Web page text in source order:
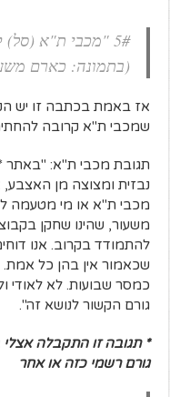
5# "מכבי ת"א (סל) קרובה להחתים כישרון על"
(בתמונה: כארם
אז באמת בכתבה זו יש
שמכבי ת"א קרובה
תגובת מכבי ת"א: "באתר
נבזית ומצוצה מן
מכבי ת"א או מי מטעמה
משעור, שהינו שחקן
להתמודד בקרוב. אנו
שכאמור אין בהן כל
כמסר שבועות. לא לאודי
גורם הקשור לנושא זה".
* תגובה זו התקבלה
גורם רשמי כזה או אחר